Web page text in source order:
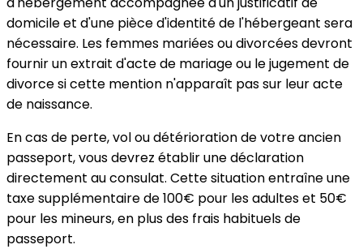
domicile et d'une pièce d'identité de l'hébergeant sera
nécessaire. Les femmes mariées ou divorcées devront
fournir un extrait d'acte de mariage ou le jugement de
divorce si cette mention n'apparaît pas sur leur acte
de naissance.
En cas de perte, vol ou détérioration de votre ancien
passeport, vous devrez établir une déclaration
directement au consulat. Cette situation entraîne une
taxe supplémentaire de 100€ pour les adultes et 50€
pour les mineurs, en plus des frais habituels de
passeport.